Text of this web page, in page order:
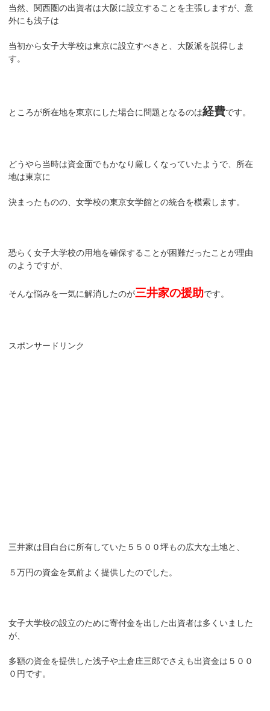
当然、関西圏の出資者は大阪に設立することを主張しますが、意
外にも浅子は
当初から女子大学校は東京に設立すべきと、大阪派を説得しま
す。
ところが所在地を東京にした場合に問題となるのは経費です。
どうやら当時は資金面でもかなり厳しくなっていたようで、所在
地は東京に
決まったものの、女学校の東京女学館との統合を模索します。
恐らく女子大学校の用地を確保することが困難だったことが理由
のようですが、
そんな悩みを一気に解消したのが三井家の援助です。
スポンサードリンク
三井家は目白台に所有していた５５００坪もの広大な土地と、
５万円の資金を気前よく提供したのでした。
女子大学校の設立のために寄付金を出した出資者は多くいました
が、
多額の資金を提供した浅子や土倉庄三郎でさえも出資金は５００
０円です。